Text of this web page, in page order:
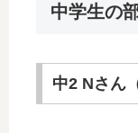
中学生の
中2 Nさん